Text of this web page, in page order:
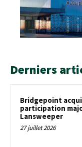
Derniers
Bridgepoint
participation
Lansweeper
27 juillet 2026